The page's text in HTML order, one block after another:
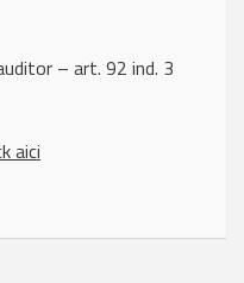
– art. 92 ind. 3
aici